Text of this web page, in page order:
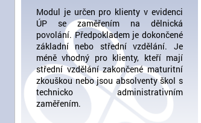
Modul je určen pro klienty v evidenci
ÚP se zaměřením na dělnická
povolání. Předpokladem je dokončené
základní nebo střední vzdělání. Je
méně vhodný pro klienty, kteří mají
střední vzdělání zakončené maturitní
zkouškou nebo jsou absolventy škol s
technicko administrativním
zaměřením.